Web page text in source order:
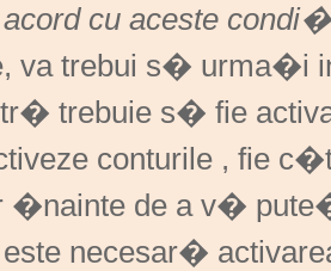
acord cu aceste
va trebui s� urma�i
trebuie s� fie
conturile , fie
�nainte de a v�
necesar�